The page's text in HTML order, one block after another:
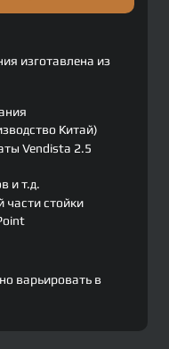
изготавлена из
Китай)
Vendista 2.5
и т.д.
части стойки
варьировать в